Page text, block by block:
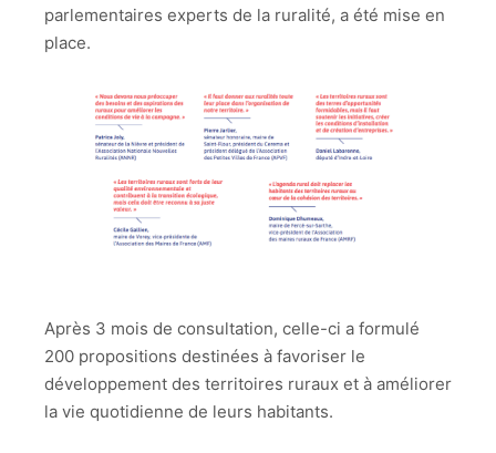
parlementaires experts de la ruralité, a été mise en
place.
Après 3 mois de consultation, celle-ci a formulé
200 propositions destinées à favoriser le
développement des territoires ruraux et à améliorer
la vie quotidienne de leurs habitants.